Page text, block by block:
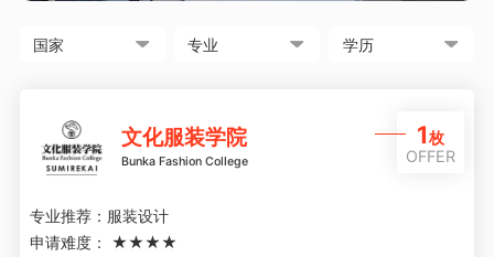
文化服装学院
Bunka Fashion College
1枚
OFFER
专业推荐： 服装设计
申请难度：
★★★★